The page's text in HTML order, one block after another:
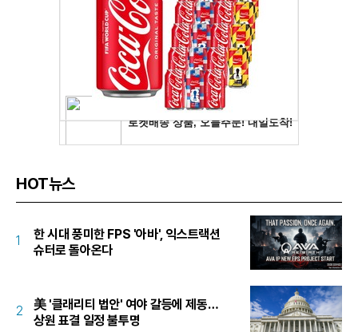
HOT뉴스
1
한 시대 풍미한 FPS '아바', 익스트랙션
슈터로 돌아온다
2
美 '클래리티 법안' 여야 갈등에 제동…
상원 표결 일정 불투명